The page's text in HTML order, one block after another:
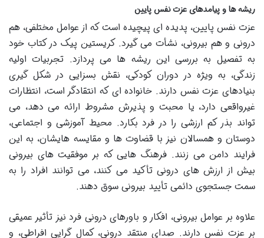
ریشه ها و پیامدهای عزت نفس پایین
عزت نفس پایین، پدیده ای پیچیده است که از عوامل مختلفی، هم
درونی و هم بیرونی، نشأت می گیرد. کریستین پیک در کتاب خود
به تفصیل به بررسی این ریشه ها می پردازد. تجربیات اولیه
زندگی، به ویژه در دوران کودکی، نقش بسزایی در شکل گیری
بنیادهای عزت نفس دارند. خانواده ای که انتقادگر است، انتظارات
غیرواقعی دارد، یا محبت و پذیرش مشروط ارائه می دهد، می
تواند بذر کم ارزشی را در فرد بکارد. محیط آموزشی و اجتماعی،
دوستان و همسالان نیز با قضاوت ها و مقایسه هایشان، به این
فرایند دامن می زنند. فرهنگ هایی که بر موفقیت های بیرونی
بیش از ارزش های درونی تأکید می کنند، می توانند افراد را به
سمت جستجوی دائمی تأیید بیرونی سوق دهند.
علاوه بر عوامل بیرونی، افکار و باورهای درونی فرد نیز تأثیر عمیقی
بر عزت نفس دارند. صدای منتقد درونی، کمال گرایی افراطی، و